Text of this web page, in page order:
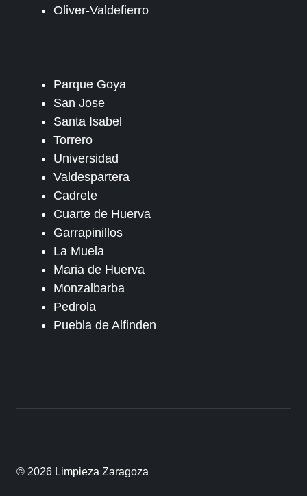
Oliver-Valdefierro
Parque Goya
San Jose
Santa Isabel
Torrero
Universidad
Valdespartera
Cadrete
Cuarte de Huerva
Garrapinillos
La Muela
Maria de Huerva
Monzalbarba
Pedrola
Puebla de Alfinden
© 2026 Limpieza Zaragoza